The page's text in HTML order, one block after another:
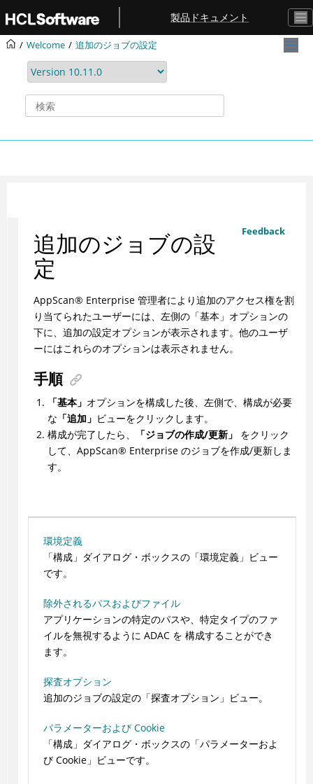
メインコンテンツにジャンプ
製品ドキュメント
Welcome 追加のジョブの設定
Feedback
追加のジョブの設
定
AppScan® Enterprise管理者により追加のアクセス権を割
り当てられたユーザーには、左側の「基本」オプションの
下に、追加の設定オプションが表示されます。他のユーザ
ーにはこれらのオプションは表示されません。
手順
「基本」 オプションを構成した後、左側で、構成が必要
な 「追加」 ビューをクリックします。
構成が完了したら、
「ジョブの作成/更新」
をクリック
して、 AppScan® Enterpriseのジョブを作成/更新しま
す。
環境定義
「構成」ダイアログ・ボックスの「環境定義」ビュー
です。
除外されるパスおよびファイル
アプリケーションの特定のパスや、特定タイプのファ
イルを無視するように ADACを 構成することができ
ます。
探査オプション
追加のジョブの設定の「探査オプション」ビュー。
パラメーターおよび Cookie
「構成」ダイアログ・ボックスの「パラメーターおよ
び Cookie」ビューです。